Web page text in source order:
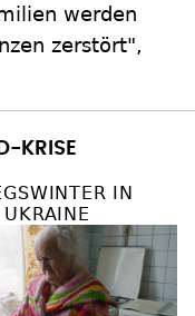
werden
zerstört",
KRISE
IN
UKRAINE